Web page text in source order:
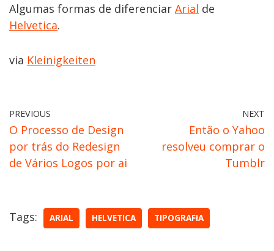
Algumas formas de diferenciar Arial de
Helvetica.
via Kleinigkeiten
PREVIOUS
O Processo de Design
por trás do Redesign
de Vários Logos por ai
NEXT
Então o Yahoo
resolveu comprar o
Tumblr
Tags: ARIAL HELVETICA TIPOGRAFIA